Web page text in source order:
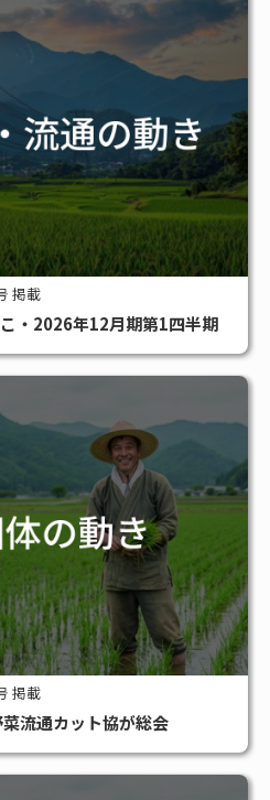
掲載
・2026年12月期第1四半期
掲載
流通カット協が総会